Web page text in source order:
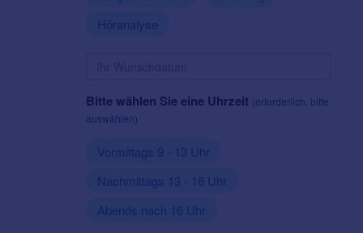
Höranalyse
Bitte wählen Sie eine Uhrzeit (erforderlich, bitte
auswählen)
Vormittags 9 - 13 Uhr
Nachmittags 13 - 16 Uhr
Abends nach 16 Uhr